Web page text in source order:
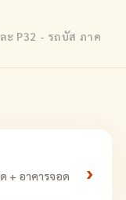
ะ P32 - รถบัส ภาค
+ อาคารจอด
›